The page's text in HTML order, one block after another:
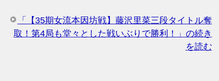
「【35期女流本因坊戦】藤沢里菜三段タイトル奪
取！第4局も堂々とした戦いぶりで勝利！」の続き
を読む